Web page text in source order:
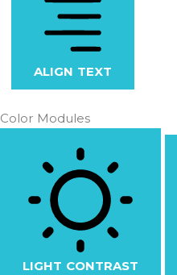
ALIGN TEXT
Color Modules
LIGHT CONTRAST